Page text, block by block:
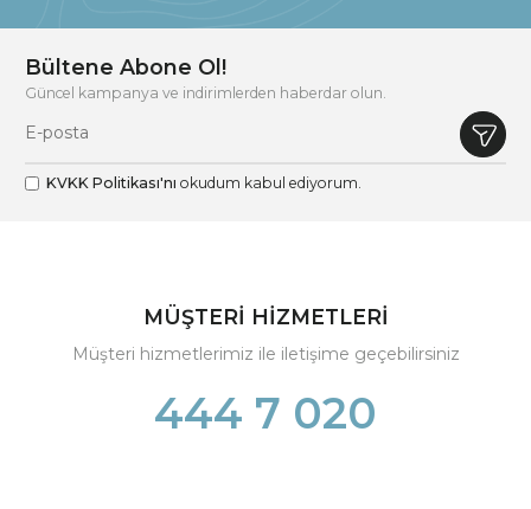
Bültene Abone Ol!
Güncel kampanya ve indirimlerden haberdar olun.
KVKK Politikası'nı okudum kabul ediyorum.
MÜŞTERİ HİZMETLERİ
Müşteri hizmetlerimiz ile iletişime geçebilirsiniz
444 7 020